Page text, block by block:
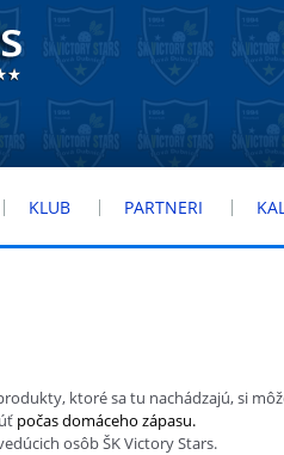
KLUB PARTNERI
ktoré sa tu nachádzajú, si
počas domáceho zápasu.
osôb ŠK Victory Stars.